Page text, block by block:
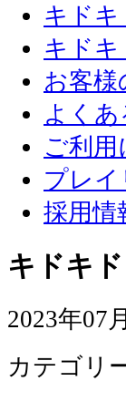
キドキ
キド
お客様
よくあ
ご利
プレイ
採用情
キドキ
2023年07
カテゴリ